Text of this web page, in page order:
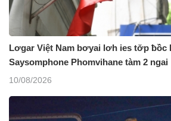
Lơgar Việt Nam bơyai lơh ies tơ̆p ƀồc
Saysomphone Phomvihane tàm 2 ngai
10/08/2026